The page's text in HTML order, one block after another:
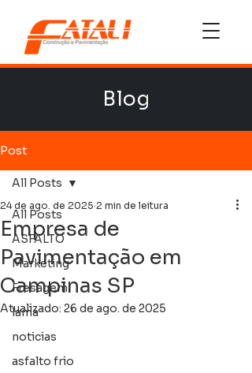
Blog
Post
All Posts
ASFALTO
Marketing
Fresagem
lama
noticias
asfalto frio
All Posts
Empresa de
Pavimentação em
Campinas SP
24 de ago. de 2025 2 min de leitura
Atualizado: 26 de ago. de 2025